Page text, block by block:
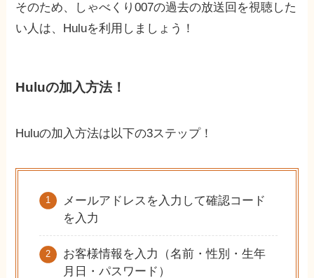
そのため、しゃべくり007の過去の放送回を視聴した
い人は、Huluを利用しましょう！
Huluの加入方法！
Huluの加入方法は以下の3ステップ！
メールアドレスを入力して確認コード
を入力
お客様情報を入力（名前・性別・生年
月日・パスワード）